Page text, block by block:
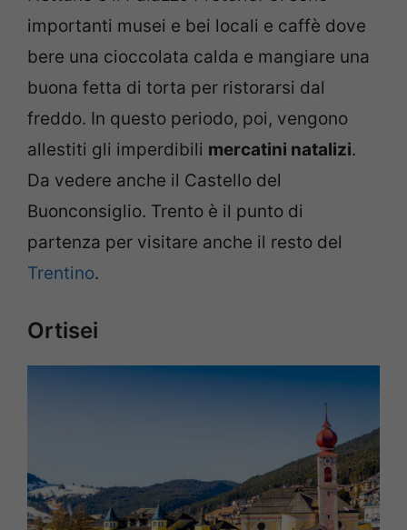
importanti musei e bei locali e caffè dove
bere una cioccolata calda e mangiare una
buona fetta di torta per ristorarsi dal
freddo. In questo periodo, poi, vengono
allestiti gli imperdibili mercatini natalizi.
Da vedere anche il Castello del
Buonconsiglio. Trento è il punto di
partenza per visitare anche il resto del
Trentino.
Ortisei